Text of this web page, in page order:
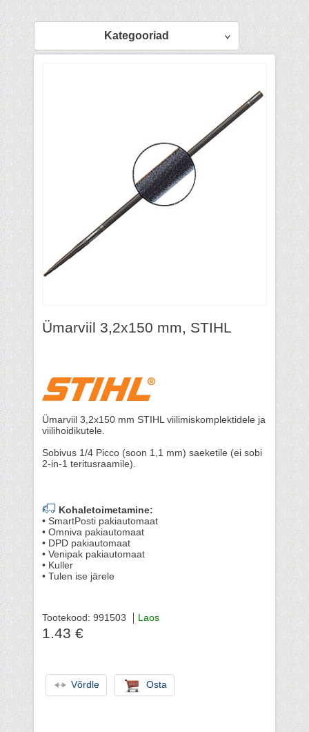
Kategooriad
Ümarviil 3,2x150 mm, STIHL
Ümarviil 3,2x150 mm STIHL viilimiskomplektidele ja
viilihoidikutele.
Sobivus 1/4 Picco (soon 1,1 mm) saeketile (ei sobi
2-in-1 teritusraamile).
Kohaletoimetamine:
• SmartPosti pakiautomaat
• Omniva pakiautomaat
• DPD pakiautomaat
• Venipak pakiautomaat
• Kuller
• Tulen ise järele
Tootekood: 991503 Laos
1.43 €
Võrdle Osta